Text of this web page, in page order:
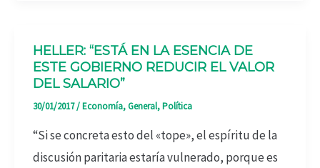
HELLER: “ESTÁ EN LA ESENCIA DE
ESTE GOBIERNO REDUCIR EL VALOR
DEL SALARIO”
30/01/2017/Economía,General,Política
“Si se concreta esto del «tope», el espíritu de la
discusión paritaria estaría vulnerado, porque es